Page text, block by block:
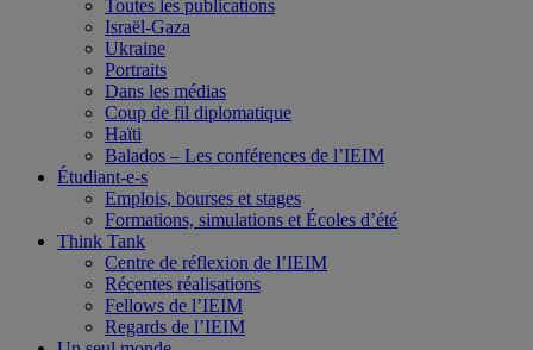
Toutes les publications
Israël-Gaza
Ukraine
Portraits
Dans les médias
Coup de fil diplomatique
Haïti
Balados – Les conférences de l’IEIM
Étudiant-e-s
Emplois, bourses et stages
Formations, simulations et Écoles d’été
Think Tank
Centre de réflexion de l’IEIM
Récentes réalisations
Fellows de l’IEIM
Regards de l’IEIM